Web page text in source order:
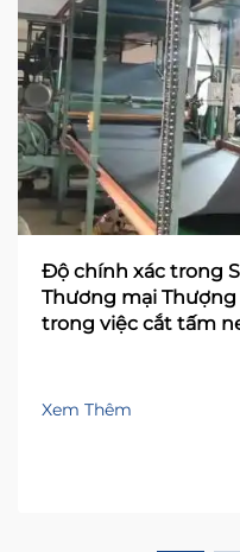
Độ chính xác trong
Thương mại
trong việc cắt tấm
Xem Thêm